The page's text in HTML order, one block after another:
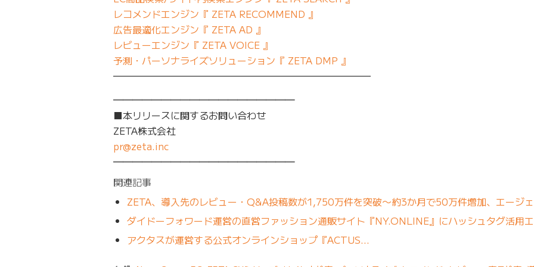
レコメンドエンジン『 ZETA RECOMMEND 』
広告最適化エンジン『 ZETA AD 』
レビューエンジン『 ZETA VOICE 』
予測・パーソナライズソリューション『 ZETA DMP 』
━━━━━━━━━━━━━━━━━━━━━━━━━━━
━━━━━━━━━━━━━━━━━━━
■本リリースに関するお問い合わせ
ZETA株式会社
pr@zeta.inc
━━━━━━━━━━━━━━━━━━━
関連記事
ZETA、導入先のレビュー・Q&A投稿数が1,750万件を突破〜約3か月で50万件増加、エージ
ダイドーフォワード運営の直営ファッション通販サイト『NY.ONLINE』にハッシュタグ活用
アクタスが運営する公式オンラインショップ『ACTUS…